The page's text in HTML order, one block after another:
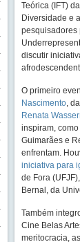
Teórica (IFT)
Diversidade e
pesquisadores
discutir
O primeiro
Nascimento,
Renata
inspiram,
Guimarães e
enfrentam.
iniciativa para
de Fora
Bernal, da
Também
Cine Belas
meritocracia,